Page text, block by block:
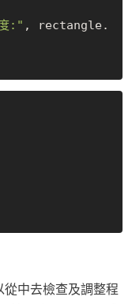
:" , rectangle.
從中去檢查及調整程